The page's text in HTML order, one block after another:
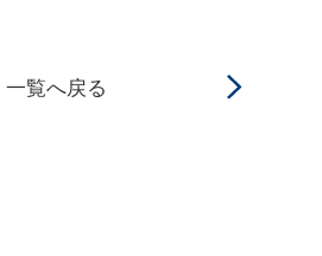
一覧へ戻る